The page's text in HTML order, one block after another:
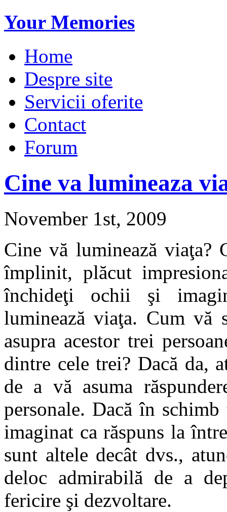
Your Memories
Home
Despre site
Servicii oferite
Contact
Forum
Cine va lumineaza
November 1st, 2009
Cine vă luminează
împlinit, plăcut
închideţi ochii şi
luminează viaţa. Cum
asupra acestor trei
dintre cele trei? Dacă da,
de a vă asuma
personale. Dacă în
imaginat ca răspuns la
sunt altele decât dvs.,
deloc admirabilă de a
fericire şi dezvoltare.